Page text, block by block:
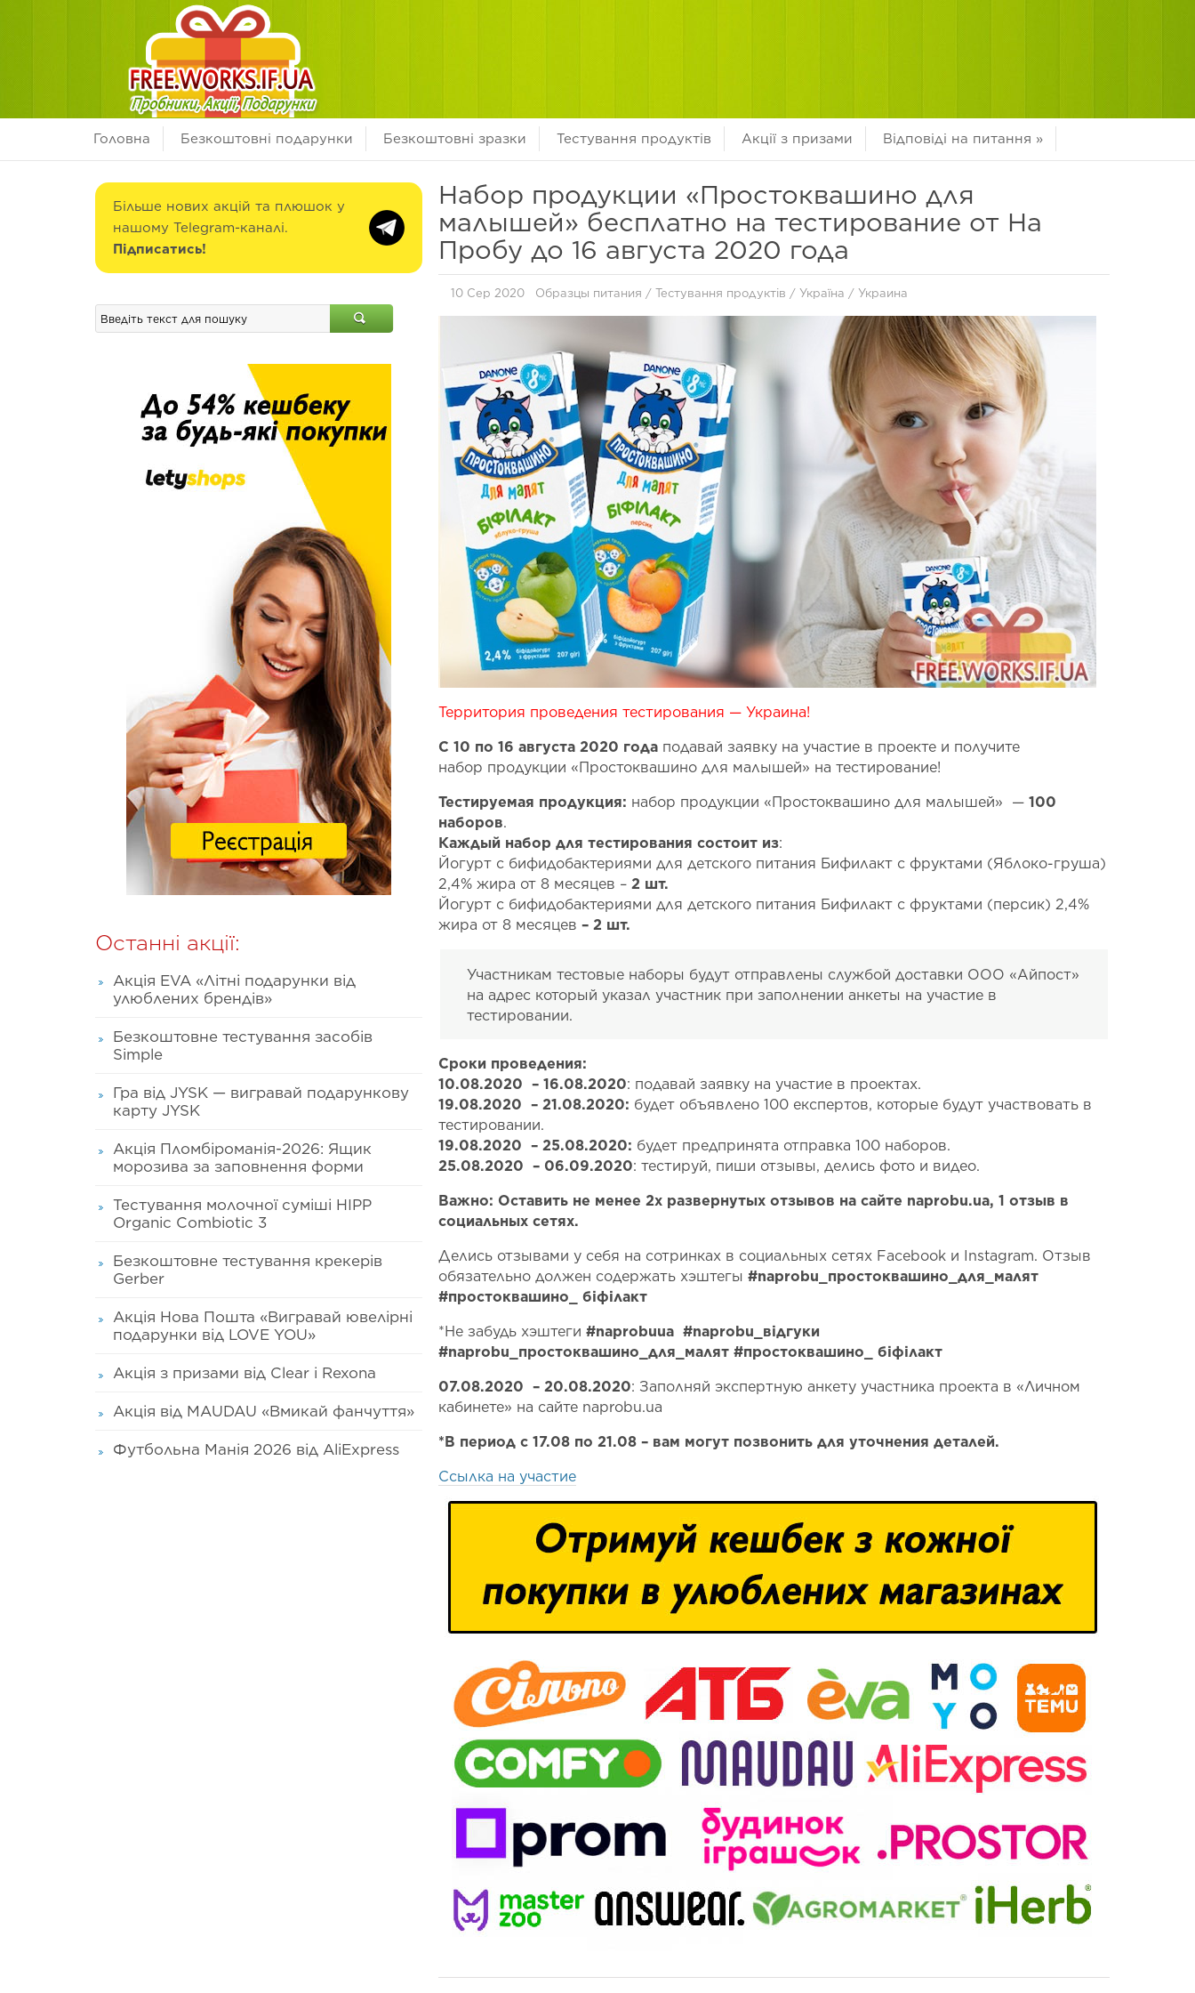
Головна Безкоштовні подарунки Безкоштовні зразки Тестування продуктів Акції з призами Відповіді на питання »
Набор продукции «Простоквашино для
малышей» бесплатно на тестирование от На
Пробу до 16 августа 2020 года
10 Сер 2020 Образцы питания /Тестування продуктів /Україна /Украина
Территория проведения тестирования — Украина!
С 10 по 16 августа 2020 года подавай заявку на участие в проекте и получите
набор продукции «Простоквашино для малышей» на тестирование!
Тестируемая продукция: набор продукции «Простоквашино для малышей» —100
наборов.
Каждый набор для тестирования состоит из:
Йогурт с бифидобактериями для детского питания Бифилакт с фруктами (Яблоко-груша)
2,4% жира от 8 месяцев –2 шт.
Йогурт с бифидобактериями для детского питания Бифилакт с фруктами (персик) 2,4%
жира от 8 месяцев– 2 шт.
Участникам тестовые наборы будут отправлены службой доставки ООО «Айпост»
на адрес который указал участник при заполнении анкеты на участие в
тестировании.
Сроки проведения:
10.08.2020 – 16.08.2020: подавай заявку на участие в проектах.
19.08.2020 – 21.08.2020: будет объявлено 100 експертов, которые будут участвовать в
тестировании.
19.08.2020 – 25.08.2020: будет предпринята отправка 100 наборов.
25.08.2020 – 06.09.2020: тестируй, пиши отзывы, делись фото и видео.
Важно: Оставить не менее 2х развернутых отзывов на сайте naprobu.ua, 1 отзыв в
социальных сетях.
Делись отзывами у себя на сотринках в социальных сетях Facebook и Instagram. Отзыв
обязательно должен содержать хэштегы #naprobu _простоквашино_для_малят
#простоквашино_ біфілакт
*Не забудь хэштеги#naprobuua #naprobu _відгуки
#naprobu _простоквашино_для_малят #простоквашино_ біфілакт
07.08.2020 – 20.08.2020: Заполняй экспертную анкету участника проекта в «Личном
кабинете» на сайте naprobu.ua
*В период с 17.08 по 21.08 – вам могут позвонить для уточнения деталей.
Ссылка на участие
Більше нових акцій та плюшок у
нашому Telegram-каналі.
Підписатись!
Останні акції:
Акція EVA «Літні подарунки від
улюблених брендів»
Безкоштовне тестування засобів
Simple
Гра від JYSK — вигравай подарункову
карту JYSK
Акція Пломбіроманія-2026: Ящик
морозива за заповнення форми
Тестування молочної суміші HIPP
Organic Combiotic 3
Безкоштовне тестування крекерів
Gerber
Акція Нова Пошта «Вигравай ювелірні
подарунки від LOVE YOU»
Акція з призами від Clear і Rexona
Акція від MAUDAU «Вмикай фанчуття»
Футбольна Манія 2026 від AliExpress